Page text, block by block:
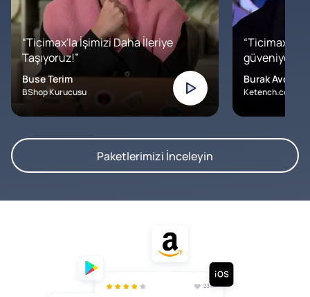
“Ticimax'la İşimizi Daha İleriye
Taşıyoruz!”
Buse Terim
BShop Kurucusu
“Ticimax'a
Burak Avcılar
Ketench.com –
Paketlerimizi İnceleyin